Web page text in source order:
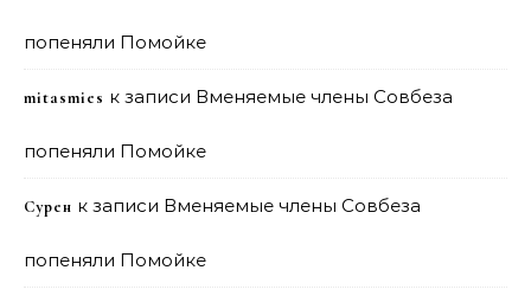
попеняли Помойке
mitasmies к записи Вменяемые члены Совбеза
попеняли Помойке
Сурен к записи Вменяемые члены Совбеза
попеняли Помойке